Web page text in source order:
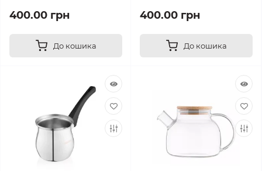
400.00 грн
До кошика
400.00 грн
До кошика